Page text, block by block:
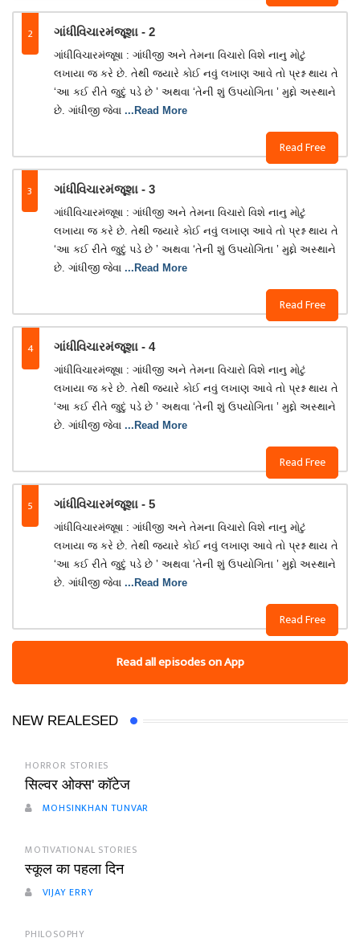
2 ગાંધીવિચારમંજૂશા - 2
Read Free
ગાંધીવિચારમંજૂષા : ગાંધીજી અને તેમના વિચારો વિશે નાનુ મોટું
લખાયા જ કરે છે. તેથી જ્યારે કોઈ નવું લખાણ આવે તો પ્રશ્ન થાય તે
‘આ કઈ રીતે જુદું પડે છે ’ અથવા ‘તેની શું ઉપયોગિતા ’ મુદ્દો અસ્થાને
છે. ગાંધીજી જેવા ...Read More
3 ગાંધીવિચારમંજૂશા - 3
Read Free
ગાંધીવિચારમંજૂષા : ગાંધીજી અને તેમના વિચારો વિશે નાનુ મોટું
લખાયા જ કરે છે. તેથી જ્યારે કોઈ નવું લખાણ આવે તો પ્રશ્ન થાય તે
‘આ કઈ રીતે જુદું પડે છે ’ અથવા ‘તેની શું ઉપયોગિતા ’ મુદ્દો અસ્થાને
છે. ગાંધીજી જેવા ...Read More
4 ગાંધીવિચારમંજૂશા - 4
Read Free
ગાંધીવિચારમંજૂષા : ગાંધીજી અને તેમના વિચારો વિશે નાનુ મોટું
લખાયા જ કરે છે. તેથી જ્યારે કોઈ નવું લખાણ આવે તો પ્રશ્ન થાય તે
‘આ કઈ રીતે જુદું પડે છે ’ અથવા ‘તેની શું ઉપયોગિતા ’ મુદ્દો અસ્થાને
છે. ગાંધીજી જેવા ...Read More
5 ગાંધીવિચારમંજૂશા - 5
Read Free
ગાંધીવિચારમંજૂષા : ગાંધીજી અને તેમના વિચારો વિશે નાનુ મોટું
લખાયા જ કરે છે. તેથી જ્યારે કોઈ નવું લખાણ આવે તો પ્રશ્ન થાય તે
‘આ કઈ રીતે જુદું પડે છે ’ અથવા ‘તેની શું ઉપયોગિતા ’ મુદ્દો અસ્થાને
છે. ગાંધીજી જેવા ...Read More
Read all episodes on App
NEW REALESED
HORROR STORIES
सिल्वर ओक्स' कॉटेज
MOHSINKHAN TUNVAR
MOTIVATIONAL STORIES
स्कूल का पहला दिन
VIJAY ERRY
PHILOSOPHY